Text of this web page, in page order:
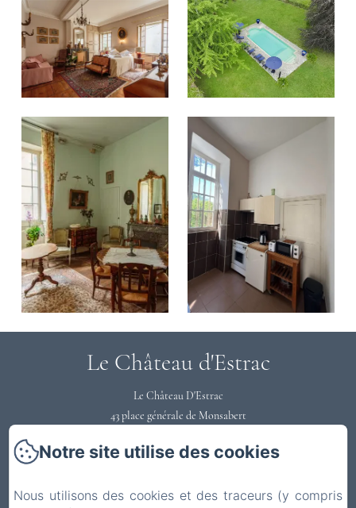
Le Château d'Estrac
Le Château D'Estrac
43 place générale de Monsabert
0558731220
Accueil
Notre site utilise des cookies
Nous utilisons des cookies et des traceurs (y compris